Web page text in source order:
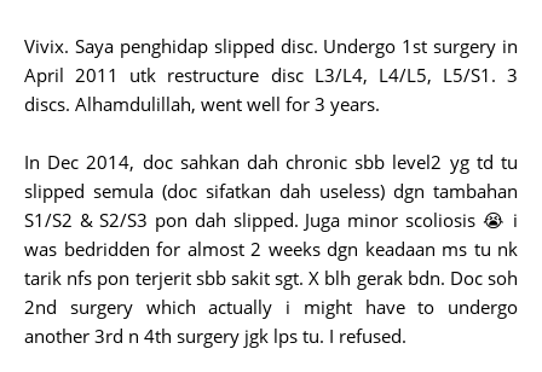
Vivix. Saya penghidap slipped disc. Undergo 1st surgery in
April 2011 utk restructure disc L3/L4, L4/L5, L5/S1. 3
discs. Alhamdulillah, went well for 3 years.
In Dec 2014, doc sahkan dah chronic sbb level2 yg td tu
slipped semula (doc sifatkan dah useless) dgn tambahan
S1/S2 & S2/S3 pon dah slipped. Juga minor scoliosis 😭 i
was bedridden for almost 2 weeks dgn keadaan ms tu nk
tarik nfs pon terjerit sbb sakit sgt. X blh gerak bdn. Doc soh
2nd surgery which actually i might have to undergo
another 3rd n 4th surgery jgk lps tu. I refused.